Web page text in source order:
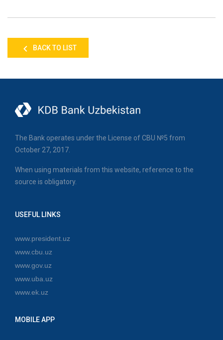
BACK TO LIST
The Bank operates under the License of CBU №5 from
October 27, 2017.
When using materials from this website, reference to the
source is obligatory.
USEFUL LINKS
www.president.uz
www.cbu.uz
www.gov.uz
www.uba.uz
www.ek.uz
MOBILE APP